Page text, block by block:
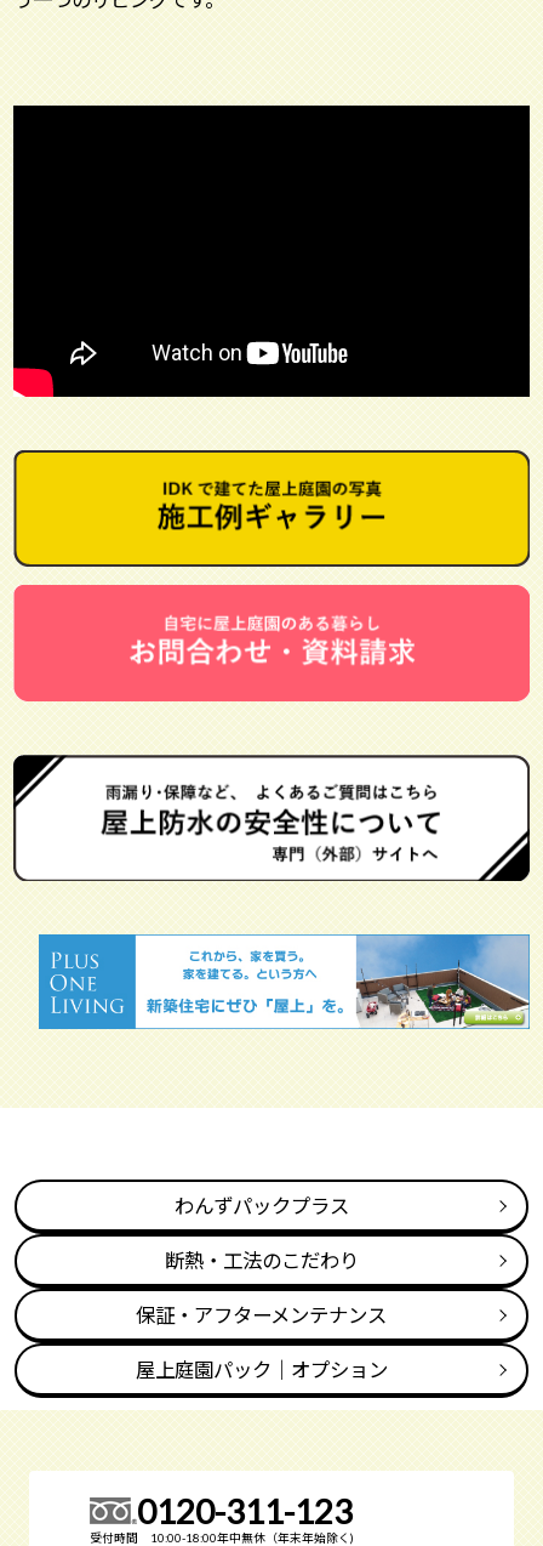
わんずパックプラス
断熱・工法のこだわり
保証・アフターメンテナンス
屋上庭園パック｜オプション
0120-311-123
受付時間 10:00-18:00年中無休（年末年始除く)